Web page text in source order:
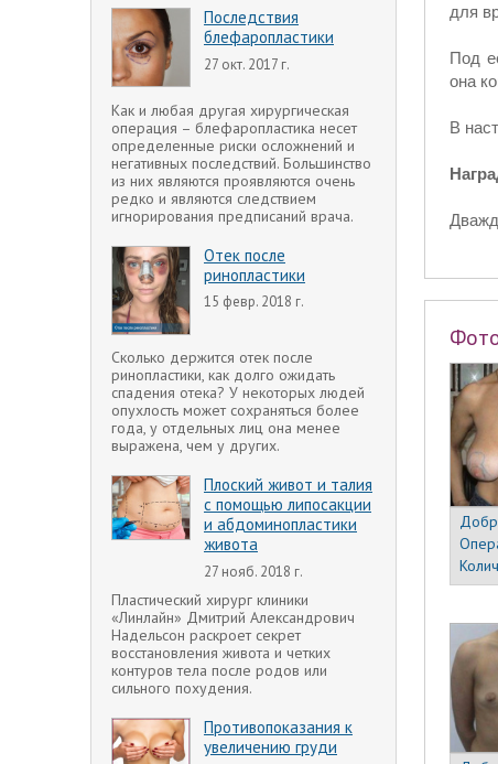
Последствия
блефаропластики
27 окт. 2017 г.
Как и любая другая хирургическая
операция – блефаропластика несет
определенные риски осложнений и
негативных последствий. Большинство
из них являются проявляются очень
редко и являются следствием
игнорирования предписаний врача.
Отек после
ринопластики
15 февр. 2018 г.
Сколько держится отек после
ринопластики, как долго ожидать
спадения отека? У некоторых людей
опухлость может сохраняться более
года, у отдельных лиц она менее
выражена, чем у других.
Плоский живот и талия
с помощью липосакции
и абдоминопластики
живота
27 нояб. 2018 г.
Пластический хирург клиники
«Линлайн» Дмитрий Александрович
Надельсон раскроет секрет
восстановления живота и четких
контуров тела после родов или
сильного похудения.
Противопоказания к
увеличению груди
для
Под
она
В